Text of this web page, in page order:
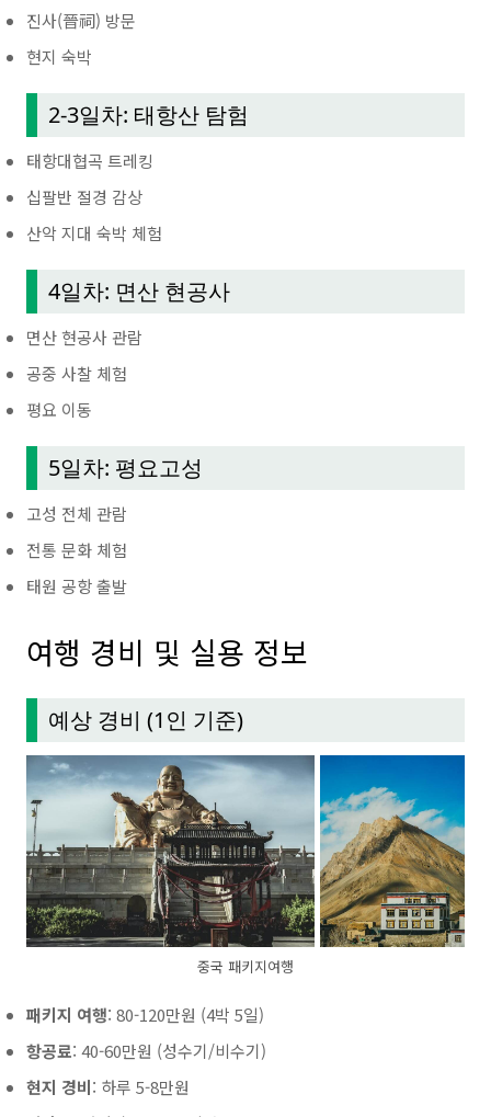
진사(晉祠) 방문
현지 숙박
2-3일차: 태항산 탐험
태항대협곡 트레킹
십팔반 절경 감상
산악 지대 숙박 체험
4일차: 면산 현공사
면산 현공사 관람
공중 사찰 체험
평요 이동
5일차: 평요고성
고성 전체 관람
전통 문화 체험
태원 공항 출발
여행 경비 및 실용 정보
예상 경비 (1인 기준)
중국 패키지여행
패키지 여행: 80-120만원 (4박 5일)
항공료: 40-60만원 (성수기/비수기)
현지 경비: 하루 5-8만원